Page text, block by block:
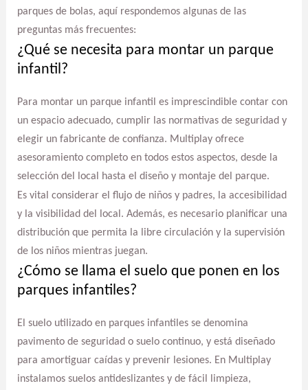
parques de bolas, aquí respondemos algunas de las
preguntas más frecuentes:
¿Qué se necesita para montar un parque
infantil?
Para montar un parque infantil es imprescindible contar con
un espacio adecuado, cumplir las normativas de seguridad y
elegir un fabricante de confianza. Multiplay ofrece
asesoramiento completo en todos estos aspectos, desde la
selección del local hasta el diseño y montaje del parque.
Es vital considerar el flujo de niños y padres, la accesibilidad
y la visibilidad del local. Además, es necesario planificar una
distribución que permita la libre circulación y la supervisión
de los niños mientras juegan.
¿Cómo se llama el suelo que ponen en los
parques infantiles?
El suelo utilizado en parques infantiles se denomina
pavimento de seguridad o suelo continuo, y está diseñado
para amortiguar caídas y prevenir lesiones. En Multiplay
instalamos suelos antideslizantes y de fácil limpieza,